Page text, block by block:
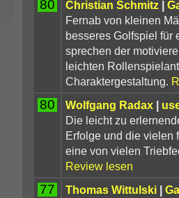
80 Christian Schmitz |
Fernab von kleinen
besseres Golfspiel für
sprechen der
leichten
Charaktergestaltung.
80 Wolfgang Radax|
Die leicht zu
Erfolge und die vielen
eine von vielen
Review lesen
77 Thomas Wittulski|